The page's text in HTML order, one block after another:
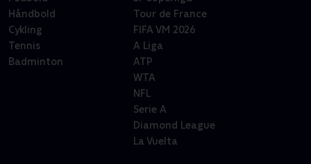
Håndbold
Cykling
Tennis
Badminton
Tour de France
FIFA VM 2026
A Liga
ATP
WTA
NFL
Serie A
Diamond League
La Vuelta